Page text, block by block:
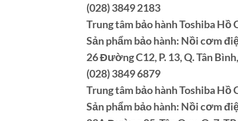
(028) 3849 2183
Trung tâm bảo hành Toshiba Hồ
Sản phẩm bảo hành: Nồi cơm
26 Đường C12, P. 13, Q. Tân
(028) 3849 6879
Trung tâm bảo hành Toshiba Hồ
Sản phẩm bảo hành: Nồi cơm